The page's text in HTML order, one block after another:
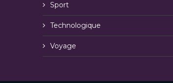
Sport
Technologique
Voyage